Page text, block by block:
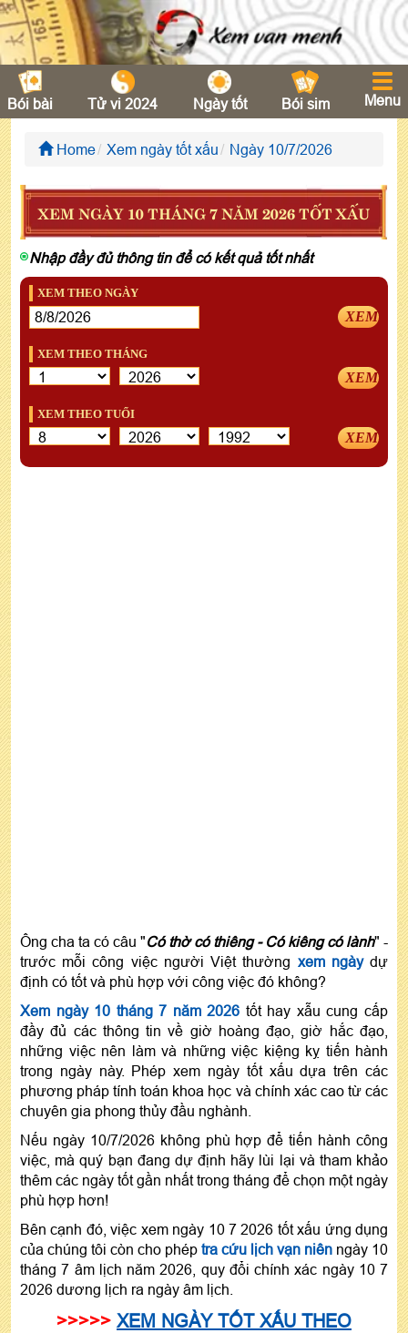
Bói bài Tử vi 2024 Ngày tốt Bói sim Menu
Home Xem ngày tốt xấu Ngày 10/7/2026
XEM NGÀY 10 THÁNG 7 NĂM 2026 TỐT XẤU
Nhập đầy đủ thông tin để có kết quả tốt nhất
XEM THEO NGÀY
XEM
XEM THEO THÁNG
XEM
XEM THEO TUỔI
XEM
Ông cha ta có câu "Có thờ có thiêng - Có kiêng có lành" -
trước mỗi công việc người Việt thường xem ngàydự
định có tốt và phù hợp với công việc đó không?
Xem ngày 10 tháng 7 năm 2026 tốt hay xẫu cung cấp
đầy đủ các thông tin về giờ hoàng đạo, giờ hắc đạo,
những việc nên làm và những việc kiệng kỵ tiến hành
trong ngày này. Phép xem ngày tốt xấu dựa trên các
phương pháp tính toán khoa học và chính xác cao từ các
chuyên gia phong thủy đầu nghành.
Nếu ngày 10/7/2026 không phù hợp để tiến hành công
việc, mà quý bạn đang dự định hãy lùi lại và tham khảo
thêm các ngày tốt gần nhất trong tháng để chọn một ngày
phù hợp hơn!
Bên cạnh đó, việc xem ngày 10 7 2026 tốt xấu ứng dụng
của chúng tôi còn cho phép tra cứu lịch vạn niên ngày 10
tháng 7 âm lịch năm 2026, quy đổi chính xác ngày 10 7
2026 dương lịch ra ngày âm lịch.
>>>>> XEM NGÀY TỐT XẤU THEO